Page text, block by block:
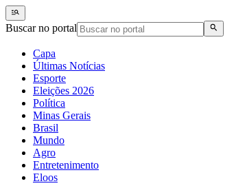
Buscar no portal
Capa
Últimas Notícias
Esporte
Eleições 2026
Política
Minas Gerais
Brasil
Mundo
Agro
Entretenimento
Eloos